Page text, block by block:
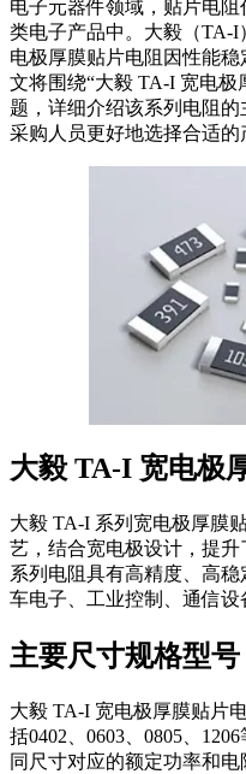
电子元器件领域，贴片电
类电子产品中。大毅（TA-
电极厚膜贴片电阻因性能
文将围绕“大毅 TA-I 宽电极
题，详细介绍该系列电阻
采购人员更好地选择合适的
大毅 TA-I 宽电极
大毅 TA-I 系列宽电极厚膜
艺，结合宽电极设计，提
系列电阻具有高精度、高
车电子、工业控制、通信设
主要尺寸规格型号
大毅 TA-I 宽电极厚膜贴片
括0402、0603、0805、
同尺寸对应的额定功率和